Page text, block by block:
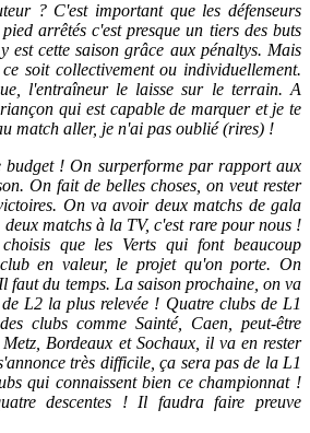
? C'est important que les défenseurs
arrêtés c'est presque un tiers des buts
est cette saison grâce aux pénaltys. Mais
soit collectivement ou individuellement.
l'entraîneur le laisse sur le terrain. A
qui est capable de marquer et je te
match aller, je n'ai pas oublié (rires) !
budget ! On surperforme par rapport aux
On fait de belles choses, on veut rester
On va avoir deux matchs de gala
matchs à la TV, c'est rare pour nous !
que les Verts qui font beaucoup
en valeur, le projet qu'on porte. On
faut du temps. La saison prochaine, on va
L2 la plus relevée ! Quatre clubs de L1
clubs comme Sainté, Caen, peut-être
Bordeaux et Sochaux, il va en rester
très difficile, ça sera pas de la L1
qui connaissent bien ce championnat !
descentes ! Il faudra faire preuve